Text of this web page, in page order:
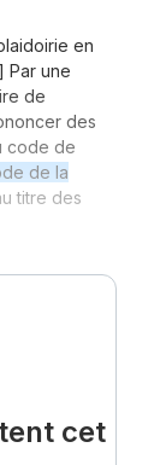
en
Par une
de
des
code de
de la
titre des
cet